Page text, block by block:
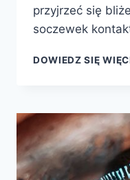
przyjrzeć się
soczewek
DOWIEDZ SIĘ